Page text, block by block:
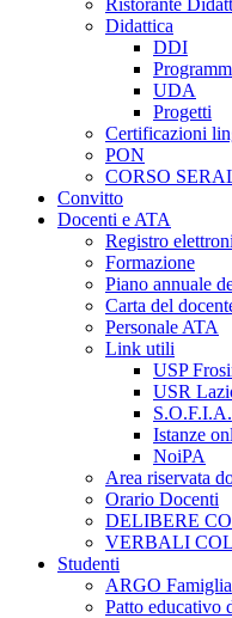
Didattica
DDI
UDA
Progetti
Certificazioni
PON
CORSO
Convitto
Docenti e ATA
Registro
Formazione
Piano annuale
Carta del
Personale ATA
Link utili
USP
USR
S.O.F.I.A.
Istanze
NoiPA
Area riservata
Orario Docenti
DELIBERE
VERBALI
Studenti
ARGO Famiglia
Patto educativo